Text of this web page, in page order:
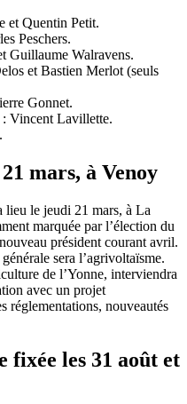
et Quentin Petit.
Peschers.
Guillaume Walravens.
et Bastien Merlot (seuls
Gonnet.
Vincent Lavillette.
mars, à Venoy
lieu le jeudi 21 mars, à La
marquée par l’élection du
président courant avril.
sera l’agrivoltaïsme.
de l’Yonne, interviendra
avec un projet
réglementations, nouveautés
les 31 août et